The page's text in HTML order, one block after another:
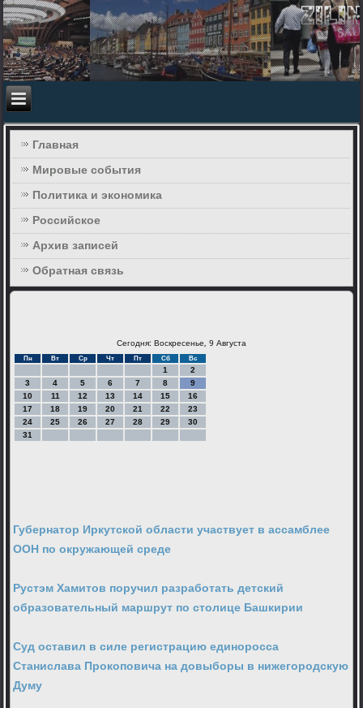
Главная
Мировые события
Политика и экономика
Российское
Архив записей
Обратная связь
Сегодня: Воскресенье, 9 Августа
Пн Вт Ср Чт Пт Сб Вс
1
2
3
4 5 6 7 8
9
10
11 12 13 14 15
16
17
18 19 20 21 22
23
24
25 26 27 28 29
30
31
Губернатор Иркутской области участвует в ассамблее
ООН по окружающей среде
Рустэм Хамитов поручил разработать детский
образовательный маршрут по столице Башкирии
Суд оставил в силе регистрацию единоросса
Станислава Прокоповича на довыборы в нижегородскую
Думу